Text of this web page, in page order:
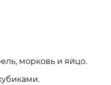
морковь и яйцо.